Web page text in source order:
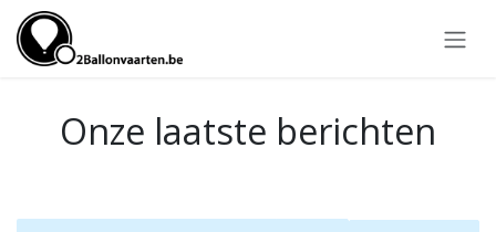
Overslaan naar inhoud
Onze laatste berichten